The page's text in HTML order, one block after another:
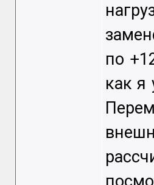
по
как я